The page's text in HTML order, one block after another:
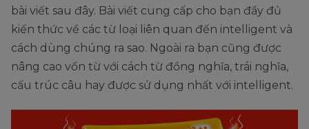
bài viết sau đây. Bài viết cung cấp cho bạn đầy đủ
kiến thức về các từ loại liên quan đến intelligent và
cách dùng chúng ra sao. Ngoài ra bạn cũng được
nâng cao vốn từ với cách từ đồng nghĩa, trái nghĩa,
cấu trúc câu hay được sử dụng nhất với intelligent.